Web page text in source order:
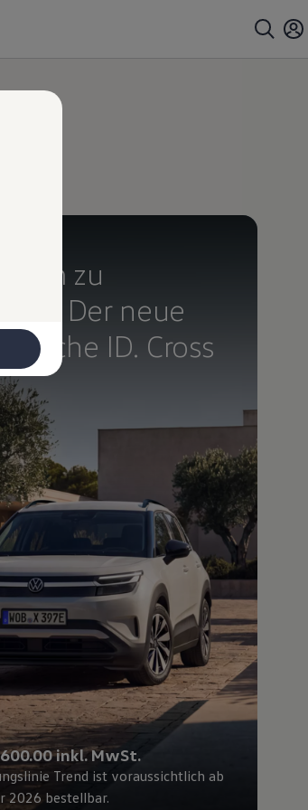
um zu
Der neue
ID. Cross
inkl. MwSt.
Trend ist voraussichtlich ab
2026 bestellbar.